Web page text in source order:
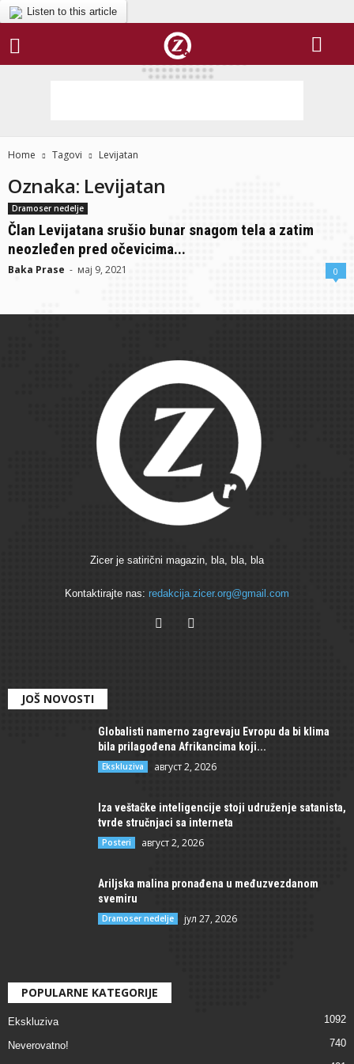
Listen to this article
Home Tagovi Levijatan
Oznaka: Levijatan
Dramoser nedelje
Član Levijatana srušio bunar snagom tela a zatim
neozleđen pred očevicima...
Baka Prase - мај 9, 2021 0
Zicer je satirični magazin, bla, bla, bla
Kontaktirajte nas: redakcija.zicer.org@gmail.com
JOŠ NOVOSTI
Globalisti namerno zagrevaju Evropu da bi klima
bila prilagođena Afrikancima koji...
Ekskluziva август 2, 2026
Iza veštačke inteligencije stoji udruženje satanista,
tvrde stručnjaci sa interneta
Posteri август 2, 2026
Ariljska malina pronađena u međuzvezdanom
svemiru
Dramoser nedelje јул 27, 2026
POPULARNE KATEGORIJE
Ekskluziva 1092
Neverovatno! 740